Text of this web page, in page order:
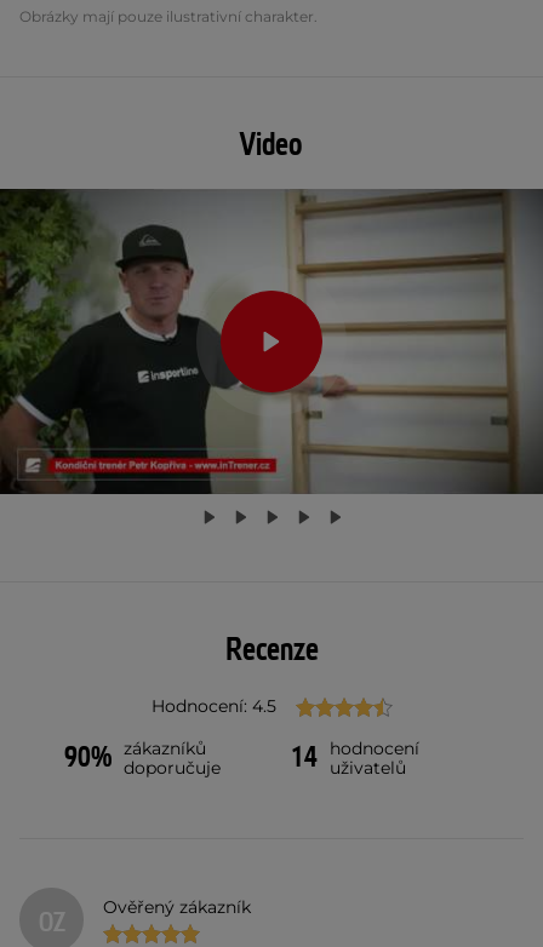
Obrázky mají pouze ilustrativní charakter.
Video
Recenze
Hodnocení: 4.5
90% zákazníků
doporučuje
14
hodnocení
uživatelů
OZ Ověřený zákazník